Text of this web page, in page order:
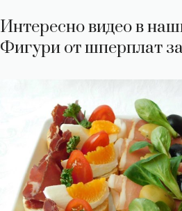
Интересно видео в
Фигури от шперплат